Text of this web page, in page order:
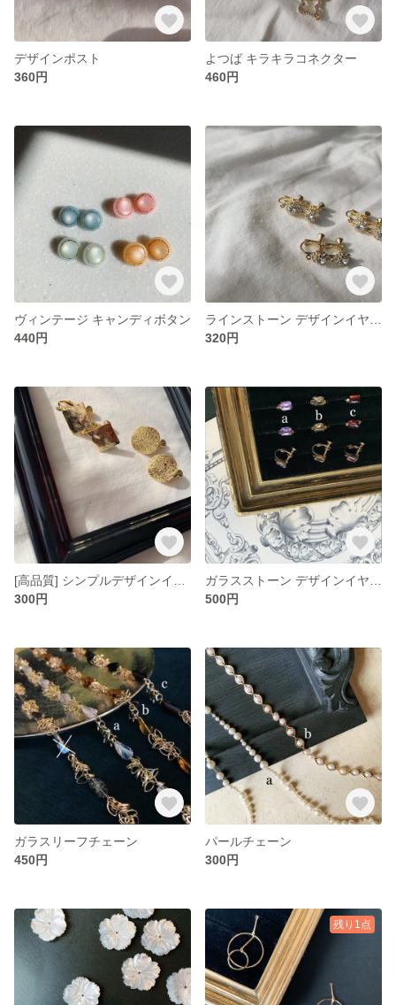
デザインポスト
360円
よつば キラキラコネクター
460円
ヴィンテージ キャンディボタン
440円
320円
300円
500円
ガラスリーフチェーン
450円
パールチェーン
300円
残り1点